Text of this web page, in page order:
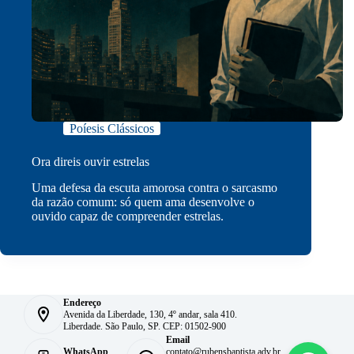
Poíesis Clássicos
Ora direis ouvir estrelas
Uma defesa da escuta amorosa contra o sarcasmo
da razão comum: só quem ama desenvolve o
ouvido capaz de compreender estrelas.
Endereço
Avenida da Liberdade, 130, 4º andar, sala 410.
Liberdade. São Paulo, SP. CEP: 01502-900
WhatsApp
Email
contato@rubensbaptista.adv.br